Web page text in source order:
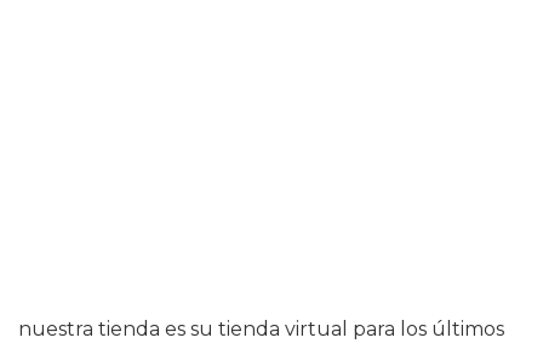
nuestra tienda es su tienda virtual para los últimos